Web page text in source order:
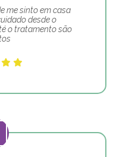
me sinto em casa
desde o
o tratamento são